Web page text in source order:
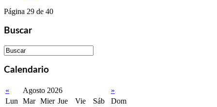
Página 29 de 40
Buscar
Calendario
« Agosto 2026
»
Lun
Mar Mier Jue Vie Sáb
Dom